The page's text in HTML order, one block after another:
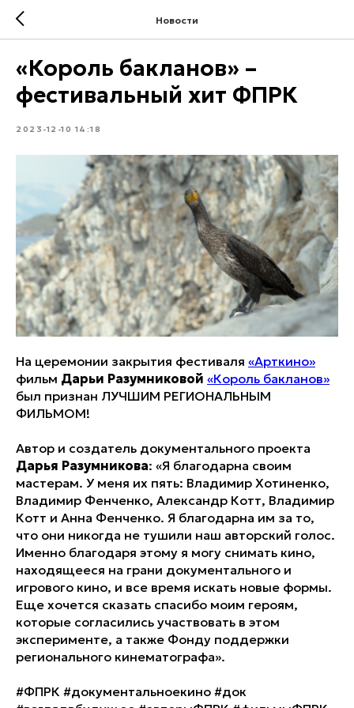
Новости
«Король бакланов» –
фестивальный хит ФПРК
2023-12-10 14:18
На церемонии закрытия фестиваля «Арткино»
фильм Дарьи Разумниковой «Король бакланов»
был признан ЛУЧШИМ РЕГИОНАЛЬНЫМ
ФИЛЬМОМ!
Автор и создатель документального проекта
Дарья Разумникова: «Я благодарна своим
мастерам. У меня их пять: Владимир Хотиненко,
Владимир Фенченко, Александр Котт, Владимир
Котт и Анна Фенченко. Я благодарна им за то,
что они никогда не тушили наш авторский голос.
Именно благодаря этому я могу снимать кино,
находящееся на грани документального и
игрового кино, и все время искать новые формы.
Еще хочется сказать спасибо моим героям,
которые согласились участвовать в этом
эксперименте, а также Фонду поддержки
регионального кинематографа».
#ФПРК #документальноекино #док